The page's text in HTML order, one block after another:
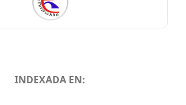
INDEXADA EN: